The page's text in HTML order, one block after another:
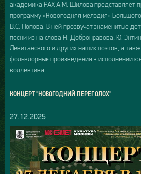
академика РАХ А.М. Шилова представляет
программу «Новогодняя мелодия»
В.С. Попова. В ней прозвучат знаменитые
песни из на слова Н. Добронравова, Ю.
Левитанского и других наших поэтов, а
фольклорные произведения в исполнении
коллектива.
КОНЦЕРТ "НОВОГОДНИЙ ПЕРЕПОЛОХ"
27.12.2025